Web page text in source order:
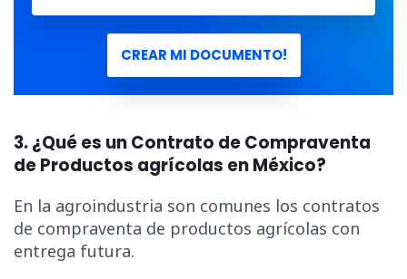
CREAR MI DOCUMENTO!
3. ¿Qué es un Contrato de Compraventa
de Productos agrícolas en México?
En la agroindustria son comunes los contratos
de compraventa de productos agrícolas con
entrega futura.